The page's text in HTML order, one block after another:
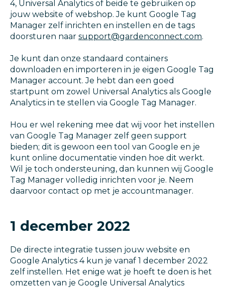
4, Universal Analytics of beide te gebruiken op
jouw website of webshop. Je kunt Google Tag
Manager zelf inrichten en instellen en de tags
doorsturen naar support@gardenconnect.com.
Je kunt dan onze standaard containers
downloaden en importeren in je eigen Google Tag
Manager account. Je hebt dan een goed
startpunt om zowel Universal Analytics als Google
Analytics in te stellen via Google Tag Manager.
Hou er wel rekening mee dat wij voor het instellen
van Google Tag Manager zelf geen support
bieden; dit is gewoon een tool van Google en je
kunt online documentatie vinden hoe dit werkt.
Wil je toch ondersteuning, dan kunnen wij Google
Tag Manager volledig inrichten voor je. Neem
daarvoor contact op met je accountmanager.
1 december 2022
De directe integratie tussen jouw website en
Google Analytics 4 kun je vanaf 1 december 2022
zelf instellen. Het enige wat je hoeft te doen is het
omzetten van je Google Universal Analytics